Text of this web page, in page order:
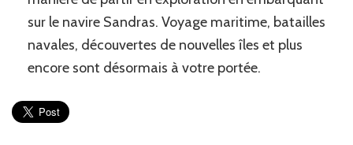
sur le navire Sandras. Voyage maritime, batailles
navales, découvertes de nouvelles îles et plus
encore sont désormais à votre portée.